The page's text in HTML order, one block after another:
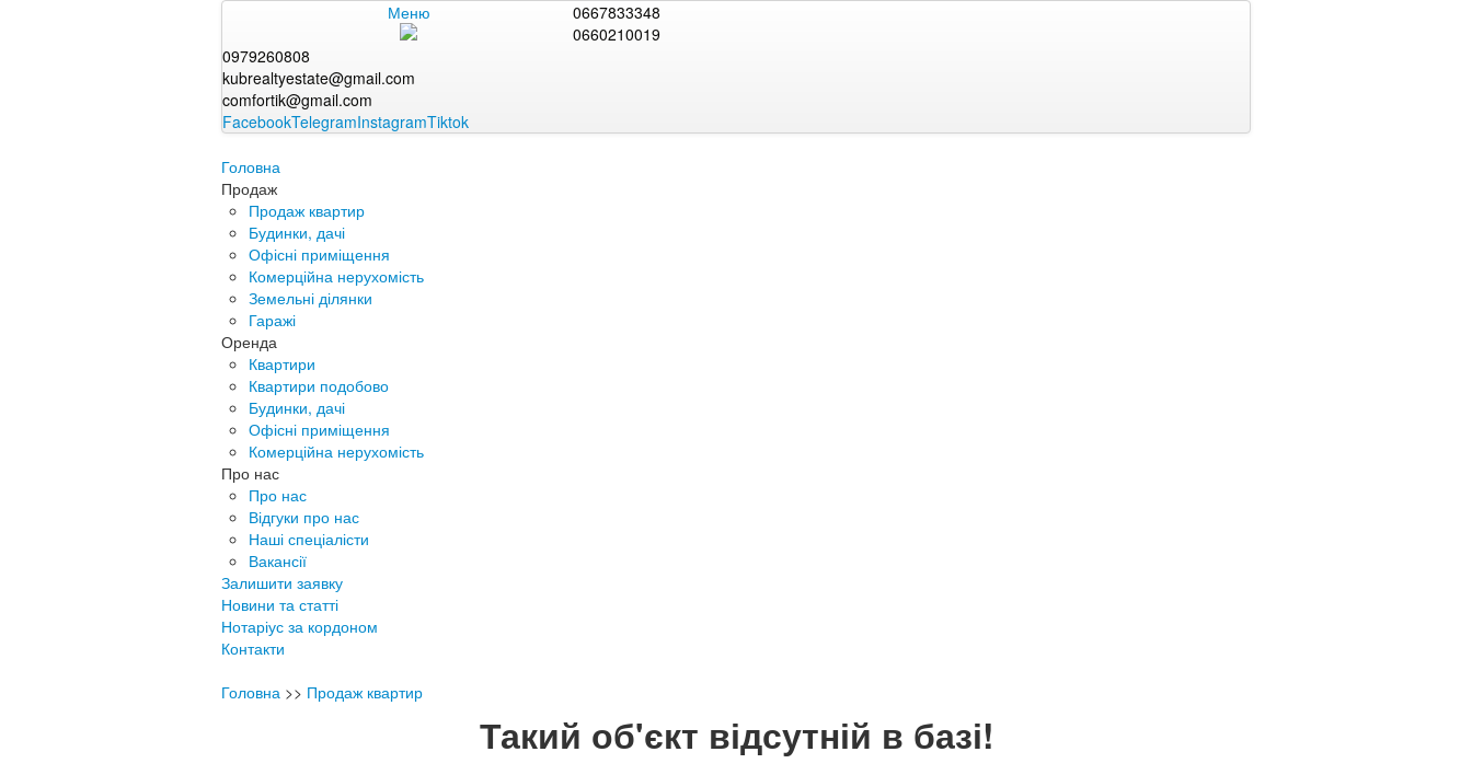
Меню
0667833348
0660210019
0979260808
kubrealtyestate@gmail.com
comfortik@gmail.com
FacebookTelegramInstagramTiktok
Головна
Продаж
Продаж квартир
Будинки, дачі
Офісні приміщення
Комерційна нерухомість
Земельні ділянки
Гаражі
Оренда
Квартири
Квартири подобово
Будинки, дачі
Офісні приміщення
Комерційна нерухомість
Про нас
Про нас
Відгуки про нас
Наші спеціалісти
Вакансії
Залишити заявку
Новини та статті
Нотаріус за кордоном
Контакти
Головна >> Продаж квартир
Такий об'єкт відсутній в базі!